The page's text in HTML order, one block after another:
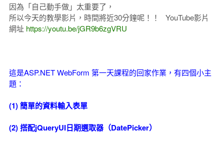
因為「自己動手做」太重要了，
所以今天的教學影片，時間將近30分鐘呢！！ YouTube影片
網址 https://youtu.be/jGR9b6zgVRU
這是ASP.NET WebForm 第一天課程的回家作業，有四個小主
題：
(1) 簡單的資料輸入表單
(2) 搭配jQueryUI日期選取器（DatePicker）